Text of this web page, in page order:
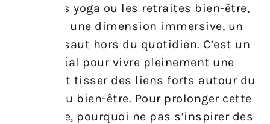
week-ends yoga ou les retraites bien-être,
apportent une dimension immersive, un
véritable saut hors du quotidien. C’est un
moyen idéal pour vivre pleinement une
passion et tisser des liens forts autour du
sport et du bien-être. Pour prolonger cette
expérience, pourquoi ne pas s’inspirer des